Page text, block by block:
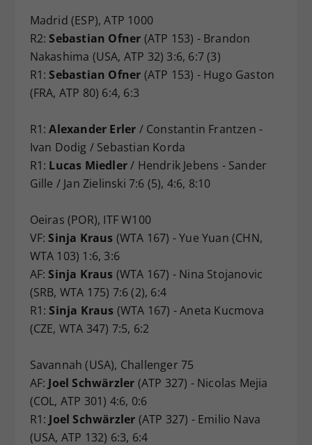
Madrid (ESP), ATP 1000
R2:Sebastian Ofner (ATP 153) - Brandon
Nakashima (USA, ATP 32) 3:6, 6:7 (3)
R1:Sebastian Ofner (ATP 153) - Hugo Gaston
(FRA, ATP 80) 6:4, 6:3
R1:Alexander Erler / Constantin Frantzen -
Ivan Dodig / Sebastian Korda
R1: Lucas Miedler/ Hendrik Jebens - Sander
Gille / Jan Zielinski 7:6 (5), 4:6, 8:10
Oeiras (POR), ITF W100
VF:Sinja Kraus (WTA 167) - Yue Yuan (CHN,
WTA 103) 1:6, 3:6
AF:Sinja Kraus (WTA 167) - Nina Stojanovic
(SRB, WTA 175) 7:6 (2), 6:4
R1:Sinja Kraus (WTA 167) - Aneta Kucmova
(CZE, WTA 347) 7:5, 6:2
Savannah (USA), Challenger 75
AF: Joel Schwärzler (ATP 327) - Nicolas Mejia
(COL, ATP 301) 4:6, 0:6
R1: Joel Schwärzler (ATP 327) - Emilio Nava
(USA, ATP 132) 6:3, 6:4